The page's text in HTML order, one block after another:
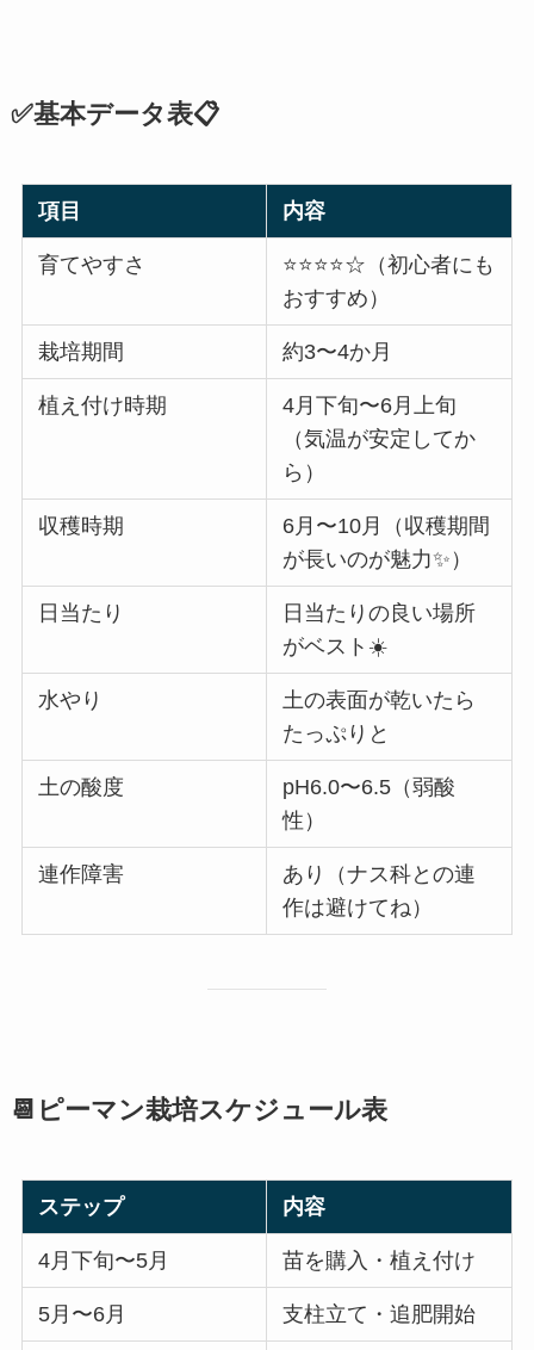
✅基本データ表📋
項目 内容
育てやすさ
⭐️⭐️⭐️⭐️☆（初心者にも
おすすめ）
栽培期間 約3〜4か月
植え付け時期
4月下旬〜6月上旬
（気温が安定してか
ら）
収穫時期
6月〜10月（収穫期間
が長いのが魅力✨）
日当たり
日当たりの良い場所
がベスト☀️
水やり
土の表面が乾いたら
たっぷりと
土の酸度
pH6.0〜6.5（弱酸
性）
連作障害
あり（ナス科との連
作は避けてね）
📆ピーマン栽培スケジュール表
ステップ 内容
4月下旬〜5月 苗を購入・植え付け
5月〜6月 支柱立て・追肥開始